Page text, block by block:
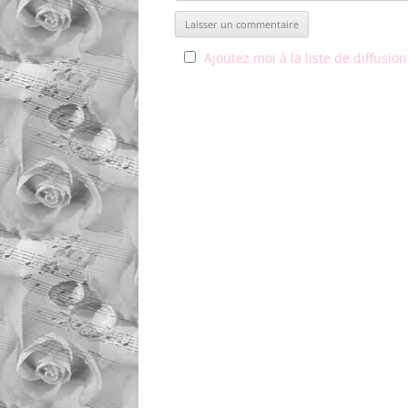
Ajoutez moi à la liste de diffusion